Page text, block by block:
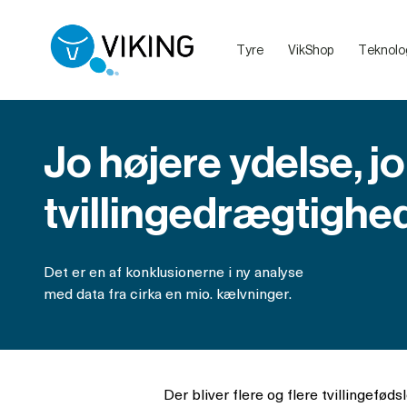
Tyre VikShop
Jo højere ydelse,
Det er en af konklusionerne i ny analyse
med data fra cirka en mio. kælvninger.
Der bliver flere og flere